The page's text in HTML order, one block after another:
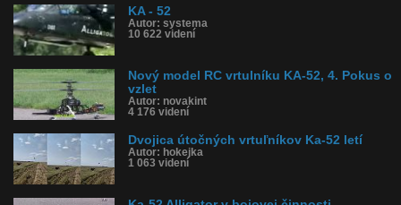
KA - 52
Autor: systema
10 622 videní
Nový model RC vrtulníku KA-52, 4. Pokus o
vzlet
Autor: novakint
4 176 videní
Dvojica útočných vrtuľníkov Ka-52 letí
Autor: hokejka
1 063 videní